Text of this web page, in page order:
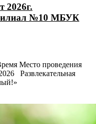
2026г.
№10 МБУК
Место проведения
Развлекательная